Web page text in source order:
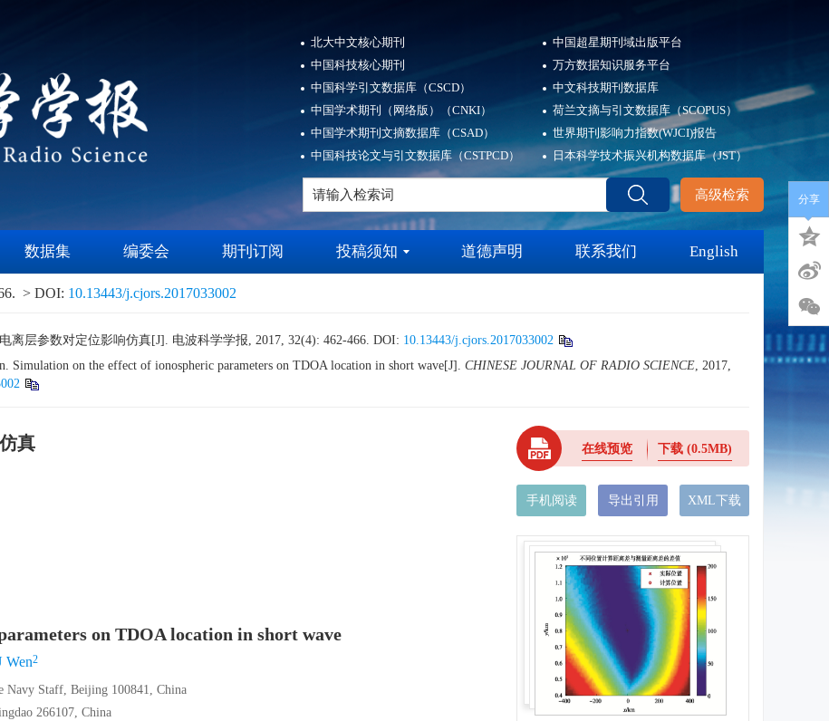
北大中文核心期刊
中国科技核心期刊
中国科学引文数据库（CSCD）
中国学术期刊（网络版）（CNKI）
中国学术期刊文摘数据库（CSAD）
中国科技论文与引文数据库（CSTPCD）
中国超星期刊域出版平台
万方数据知识服务平台
中文科技期刊数据库
荷兰文摘与引文数据库（SCOPUS）
世界期刊影响力指数(WJCI)报告
日本科学技术振兴机构数据库（JST）
高级检索
数据集 编委会 期刊订阅 投稿须知 道德声明 联系我们 English
> DOI: 10.13443/j.cjors.2017033002
层参数对定位影响仿真[J]. 电波科学学报, 2017, 32(4): 462-466. DOI: 10.13443/j.cjors.2017033002
on the effect of ionospheric parameters on TDOA location in short wave[J]. CHINESE JOURNAL OF RADIO SCIENCE, 2017,
真
on TDOA location in short wave
Wen2
Navy Staff, Beijing 100841, China
266107, China
在线预览 下载(0.5MB)
手机阅读 导出引用 XML下载
分享